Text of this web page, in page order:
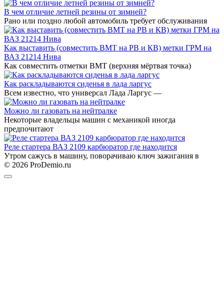
В чем отличие летней резины от зимней?
Рано или поздно любой автомобиль требует обслуживания
Как выставить (совместить ВМТ на РВ и КВ) метки ГРМ на
ВАЗ 21214 Нива
Как совместить отметки ВМТ (верхняя мёртвая точка)
Как раскладываются сиденья в лада ларгус
Всем известно, что универсал Лада Ларгус —
Можно ли газовать на нейтралке
Некоторые владельцы машин с механикой иногда
предпочитают
Реле стартера ВАЗ 2109 карбюратор где находится
Утром сажусь в машину, поворачиваю ключ зажигания в
© 2026 ProDemio.ru